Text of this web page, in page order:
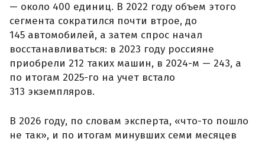
— около 400 единиц. В 2022 году объем этого
сегмента сократился почти втрое, до
145 автомобилей, а затем спрос начал
восстанавливаться: в 2023 году россияне
приобрели 212 таких машин, в 2024-м — 243, а
по итогам 2025-го на учет встало
313 экземпляров.
В 2026 году, по словам эксперта, «что-то пошло
не так», и по итогам минувших семи месяцев